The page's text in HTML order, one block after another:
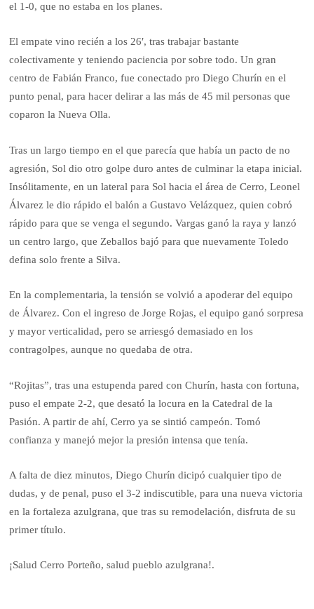
el 1-0, que no estaba en los planes.
El empate vino recién a los 26′, tras trabajar bastante
colectivamente y teniendo paciencia por sobre todo. Un gran
centro de Fabián Franco, fue conectado pro Diego Churín en el
punto penal, para hacer delirar a las más de 45 mil personas que
coparon la Nueva Olla.
Tras un largo tiempo en el que parecía que había un pacto de no
agresión, Sol dio otro golpe duro antes de culminar la etapa inicial.
Insólitamente, en un lateral para Sol hacia el área de Cerro, Leonel
Álvarez le dio rápido el balón a Gustavo Velázquez, quien cobró
rápido para que se venga el segundo. Vargas ganó la raya y lanzó
un centro largo, que Zeballos bajó para que nuevamente Toledo
defina solo frente a Silva.
En la complementaria, la tensión se volvió a apoderar del equipo
de Álvarez. Con el ingreso de Jorge Rojas, el equipo ganó sorpresa
y mayor verticalidad, pero se arriesgó demasiado en los
contragolpes, aunque no quedaba de otra.
“Rojitas”, tras una estupenda pared con Churín, hasta con fortuna,
puso el empate 2-2, que desató la locura en la Catedral de la
Pasión. A partir de ahí, Cerro ya se sintió campeón. Tomó
confianza y manejó mejor la presión intensa que tenía.
A falta de diez minutos, Diego Churín dicipó cualquier tipo de
dudas, y de penal, puso el 3-2 indiscutible, para una nueva victoria
en la fortaleza azulgrana, que tras su remodelación, disfruta de su
primer título.
¡Salud Cerro Porteño, salud pueblo azulgrana!.